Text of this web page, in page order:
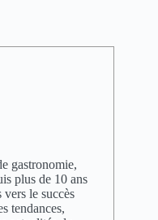
gastronomie,
plus de 10 ans
vers le succès
tendances,